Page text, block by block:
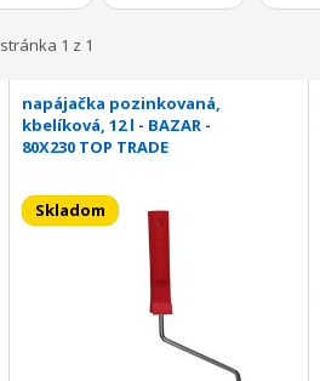
stránka 1 z 1
napájačka pozinkovaná,
kbelíková, 12 l - BAZAR -
80X230 TOP TRADE
Skladom